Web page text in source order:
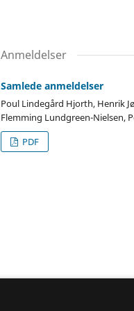
Anmeldelser
Samlede anmeldelser
Poul Lindegård Hjorth, Henrik
Flemming Lundgreen-Nielsen,
PDF